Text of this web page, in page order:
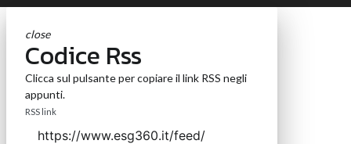
close
Codice Rss
Clicca sul pulsante per copiare il link RSS negli
appunti.
RSS link